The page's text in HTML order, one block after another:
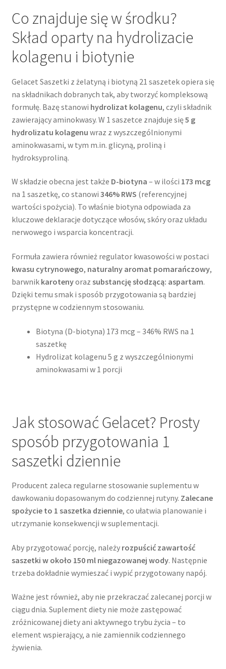
Co znajduje się w środku?
Skład oparty na hydrolizacie
kolagenu i biotynie
Gelacet Saszetki z żelatyną i biotyną 21 saszetek opiera się
na składnikach dobranych tak, aby tworzyć kompleksową
formułę. Bazę stanowi hydrolizat kolagenu, czyli składnik
zawierający aminokwasy. W 1 saszetce znajduje się5 g
hydrolizatu kolagenu wraz z wyszczególnionymi
aminokwasami, w tym m.in. glicyną, proliną i
hydroksyproliną.
W składzie obecna jest także D-biotyna – w ilości 173 mcg
na 1 saszetkę, co stanowi 346% RWS (referencyjnej
wartości spożycia). To właśnie biotyna odpowiada za
kluczowe deklaracje dotyczące włosów, skóry oraz układu
nerwowego i wsparcia koncentracji.
Formuła zawiera również regulator kwasowości w postaci
kwasu cytrynowego, naturalny aromat pomarańczowy,
barwnik karotenyoraz substancję słodzącą: aspartam.
Dzięki temu smak i sposób przygotowania są bardziej
przystępne w codziennym stosowaniu.
Biotyna (D-biotyna) 173 mcg – 346% RWS na 1
saszetkę
Hydrolizat kolagenu 5 g z wyszczególnionymi
aminokwasami w 1 porcji
Jak stosować Gelacet? Prosty
sposób przygotowania 1
saszetki dziennie
Producent zaleca regularne stosowanie suplementu w
dawkowaniu dopasowanym do codziennej rutyny. Zalecane
spożycie to 1 saszetka dziennie, co ułatwia planowanie i
utrzymanie konsekwencji w suplementacji.
Aby przygotować porcję, należy rozpuścić zawartość
saszetki w około 150 ml niegazowanej wody. Następnie
trzeba dokładnie wymieszać i wypić przygotowany napój.
Ważne jest również, aby nie przekraczać zalecanej porcji w
ciągu dnia. Suplement diety nie może zastępować
zróżnicowanej diety ani aktywnego trybu życia – to
element wspierający, a nie zamiennik codziennego
żywienia.